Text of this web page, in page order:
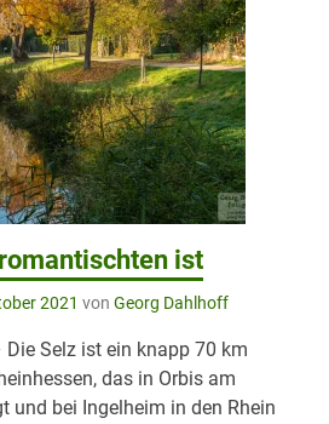
ist
2021 von Georg Dahlhoff
Selz ist ein knapp 70 km
das in Orbis am
und bei Ingelheim in den Rhein